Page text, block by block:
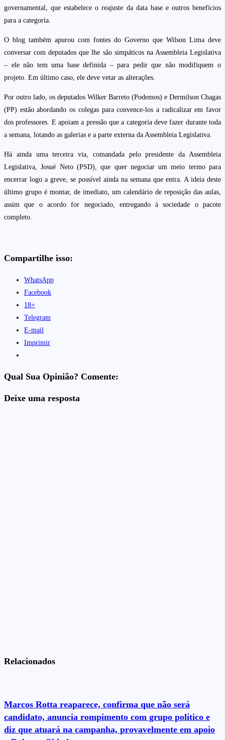
governamental, que estabelece o reajuste da data base e outros benefícios
para a categoria.
O blog também apurou com fontes do Governo que Wilson Lima deve
conversar com deputados que lhe são simpáticos na Assembleia Legislativa
– ele não tem uma base definida – para pedir que não modifiquem o
projeto. Em último caso, ele deve vetar as alterações.
Por outro lado, os deputados Wilker Barreto (Podemos) e Dermilson Chagas
(PP) estão abordando os colegas para convence-los a radicalizar em favor
dos professores. E apoiam a pressão que a categoria deve fazer durante toda
a semana, lotando as galerias e a parte externa da Assembleia Legislativa.
Há ainda uma terceira via, comandada pelo presidente da Assembleia
Legislativa, Josué Neto (PSD), que quer negociar um meio termo para
encerrar logo a greve, se possível ainda na semana que entra. A ideia deste
último grupo é montar, de imediato, um calendário de reposição das aulas,
assim que o acordo for negociado, entregando à sociedade o pacote
completo.
Compartilhe isso:
WhatsApp
Facebook
18+
Telegram
E-mail
Imprimir
Qual Sua Opinião? Comente:
Deixe uma resposta
Relacionados
Marcos Rotta reaparece, confirma que não será
candidato, anuncia rompimento com grupo político e
diz que atuará na campanha, provavelmente em apoio